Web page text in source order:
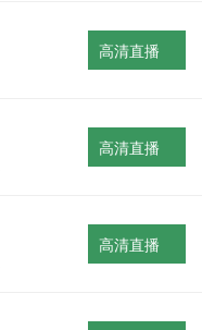
高清直播
高清直播
高清直播